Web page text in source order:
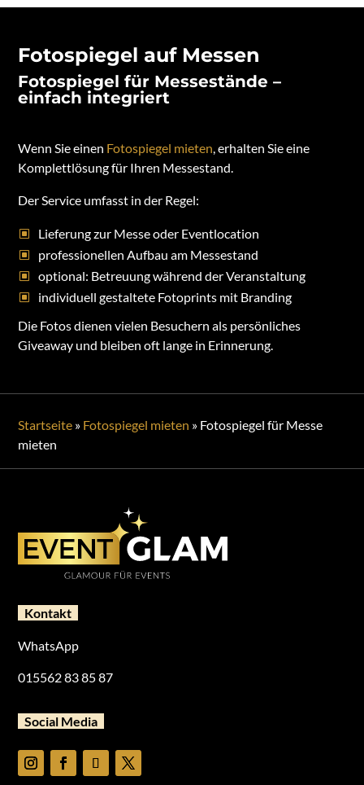
Fotospiegel auf Messen
Fotospiegel für Messestände –
einfach integriert
Wenn Sie einen Fotospiegel mieten, erhalten Sie eine
Komplettlösung für Ihren Messestand.
Der Service umfasst in der Regel:
Lieferung zur Messe oder Eventlocation
professionellen Aufbau am Messestand
optional: Betreuung während der Veranstaltung
individuell gestaltete Fotoprints mit Branding
Die Fotos dienen vielen Besuchern als persönliches
Giveaway und bleiben oft lange in Erinnerung.
Startseite » Fotospiegel mieten » Fotospiegel für Messe
mieten
Kontakt
WhatsApp
015562 83 85 87
Social Media